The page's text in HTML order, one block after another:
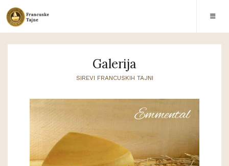
Galerija
SIREVI FRANCUSKIH TAJNI